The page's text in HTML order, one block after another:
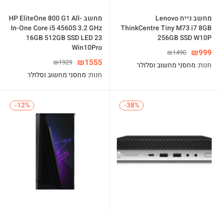
מחשב נייח Lenovo
ThinkCentre Tiny M73 i7 8GB
256GB SSD W10P
₪999
₪1490
חנות: מחסני מחשוב וסלולר
מחשב HP EliteOne 800 G1 All-
In-One Core i5 4560S 3.2 GHz
16GB 512GB SSD LED 23
Win10Pro
₪1555
₪1929
חנות: מחסני מחשוב וסלולר
-38%
-12%